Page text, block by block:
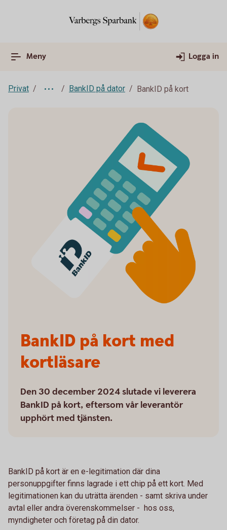
Meny Logga in
Privat BankID på dator BankID på kort
BankID på kort med
kortläsare
Den 30 december 2024 slutade vi leverera
BankID på kort, eftersom vår leverantör
upphört med tjänsten.
BankID på kort är en e-legitimation där dina
personuppgifter finns lagrade i ett chip på ett kort. Med
legitimationen kan du uträtta ärenden - samt skriva under
avtal eller andra överenskommelser - hos oss,
myndigheter och företag på din dator.